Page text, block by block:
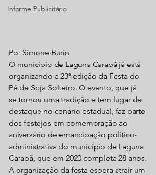
Informe Publicitário
Por Simone Burin
O município de Laguna Carapã já está
organizando a 23ª edição da Festa do
Pé de Soja Solteiro. O evento, que já
se tornou uma tradição e tem lugar de
destaque no cenário estadual, faz parte
dos festejos em comemoração ao
aniversário de emancipação político-
administrativa do município de Laguna
Carapã, que em 2020 completa 28 anos.
A organização da festa espera atrair um